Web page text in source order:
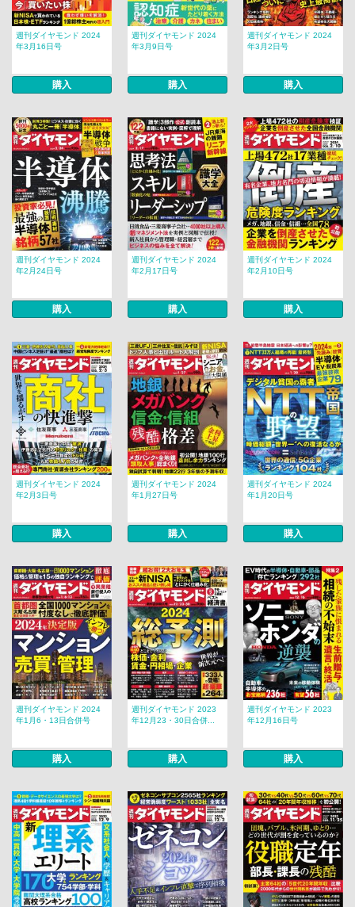
週刊ダイヤモンド 2024
年3月16日号
購入
週刊ダイヤモンド 2024
年3月9日号
購入
週刊ダイヤモンド 2024
年3月2日号
購入
週刊ダイヤモンド 2024
年2月24日号
購入
週刊ダイヤモンド 2024
年2月17日号
購入
週刊ダイヤモンド 2024
年2月10日号
購入
週刊ダイヤモンド 2024
年2月3日号
購入
週刊ダイヤモンド 2024
年1月27日号
購入
週刊ダイヤモンド 2024
年1月20日号
購入
週刊ダイヤモンド 2024
年1月6・13日合併号
購入
週刊ダイヤモンド 2023
年12月23・30日合併...
購入
週刊ダイヤモンド 2023
年12月16日号
購入